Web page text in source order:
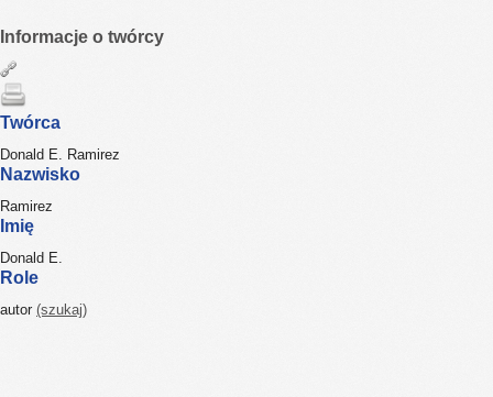
Informacje o twórcy
Twórca
Donald E. Ramirez
Nazwisko
Ramirez
Imię
Donald E.
Role
autor (szukaj)